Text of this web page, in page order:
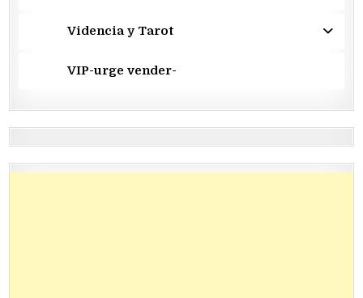
Videncia y Tarot
VIP-urge vender-